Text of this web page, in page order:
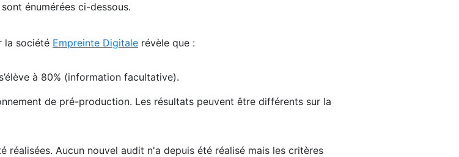
énumérées ci-dessous.
la société Empreinte Digitale révèle que :
à 80% (information facultative).
de pré-production. Les résultats peuvent être différents sur la
Aucun nouvel audit n'a depuis été réalisé mais les critères